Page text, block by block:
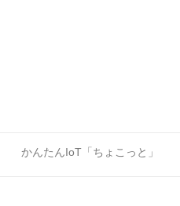
かんたんIoT「ちょこっと」